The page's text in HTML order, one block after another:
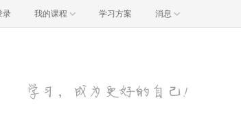
录 我的课程 学习方案 消息